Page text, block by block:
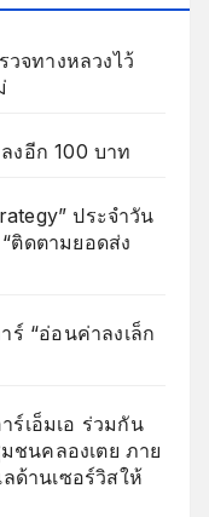
จทางหลวงไว้
งอีก 100 บาท
ประจำวัน
ติดตามยอดส่ง
ร์ “อ่อนค่าลงเล็ก
ร์เอ็มเอ ร่วมกัน
ชนคลองเตย ภาย
ด้านเซอร์วิสให้